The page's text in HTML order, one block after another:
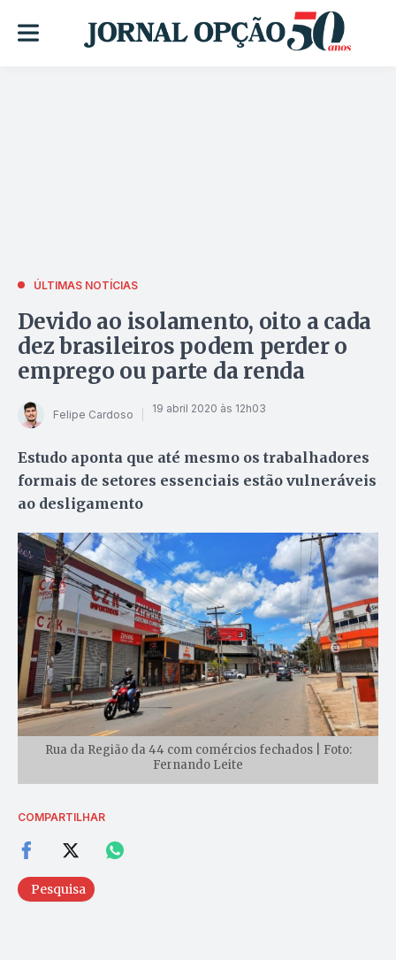
ÚLTIMAS NOTÍCIAS
Devido ao isolamento, oito a cada
dez brasileiros podem perder o
emprego ou parte da renda
Felipe Cardoso 19 abril 2020 às 12h03
Estudo aponta que até mesmo os trabalhadores
formais de setores essenciais estão vulneráveis
ao desligamento
Rua da Região da 44 com comércios fechados | Foto:
Fernando Leite
COMPARTILHAR
Pesquisa